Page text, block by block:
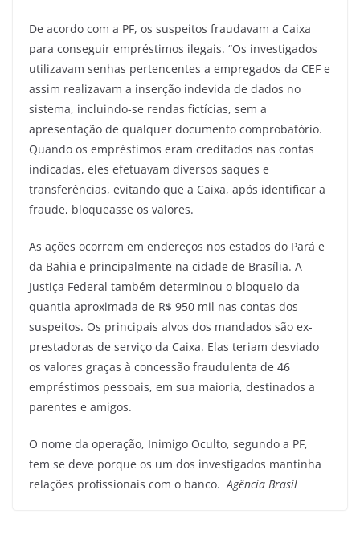
De acordo com a PF, os suspeitos fraudavam a Caixa
para conseguir empréstimos ilegais. “Os investigados
utilizavam senhas pertencentes a empregados da CEF e
assim realizavam a inserção indevida de dados no
sistema, incluindo-se rendas fictícias, sem a
apresentação de qualquer documento comprobatório.
Quando os empréstimos eram creditados nas contas
indicadas, eles efetuavam diversos saques e
transferências, evitando que a Caixa, após identificar a
fraude, bloqueasse os valores.
As ações ocorrem em endereços nos estados do Pará e
da Bahia e principalmente na cidade de Brasília. A
Justiça Federal também determinou o bloqueio da
quantia aproximada de R$ 950 mil nas contas dos
suspeitos. Os principais alvos dos mandados são ex-
prestadoras de serviço da Caixa. Elas teriam desviado
os valores graças à concessão fraudulenta de 46
empréstimos pessoais, em sua maioria, destinados a
parentes e amigos.
O nome da operação, Inimigo Oculto, segundo a PF,
tem se deve porque os um dos investigados mantinha
relações profissionais com o banco. Agência Brasil